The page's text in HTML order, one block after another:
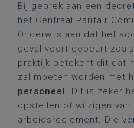
Bij gebrek aan een
het Centraal Paritair
Onderwijs aan dat het
geval voort gebeurt
praktijk betekent dit dat
zal moeten worden met
personeel. Dit is zeker
opstellen of wijzigen van
arbeidsreglement. Die